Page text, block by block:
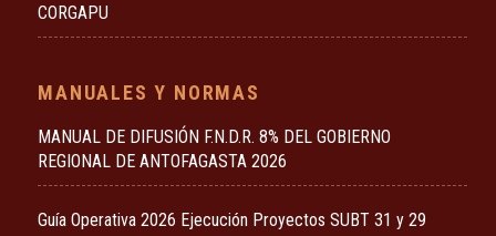
CORGAPU
MANUALES Y NORMAS
MANUAL DE DIFUSIÓN F.N.D.R. 8% DEL GOBIERNO
REGIONAL DE ANTOFAGASTA 2026
Guía Operativa 2026 Ejecución Proyectos SUBT 31 y 29